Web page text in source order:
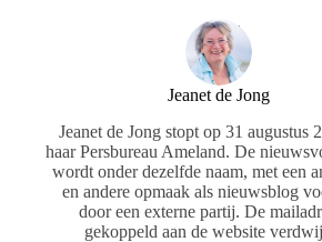
Jeanet de Jong
Jeanet de Jong stopt op 31 augustus
haar Persbureau Ameland. De
wordt onder dezelfde naam, met een
en andere opmaak als nieuwsblog
door een externe partij. De
gekoppeld aan de website